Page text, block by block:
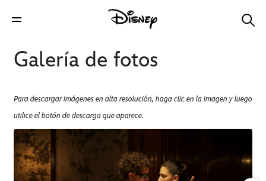
Galería de fotos
Para descargar imágenes en alta resolución, haga clic en la imagen y luego
utilice el botón de descarga que aparece.